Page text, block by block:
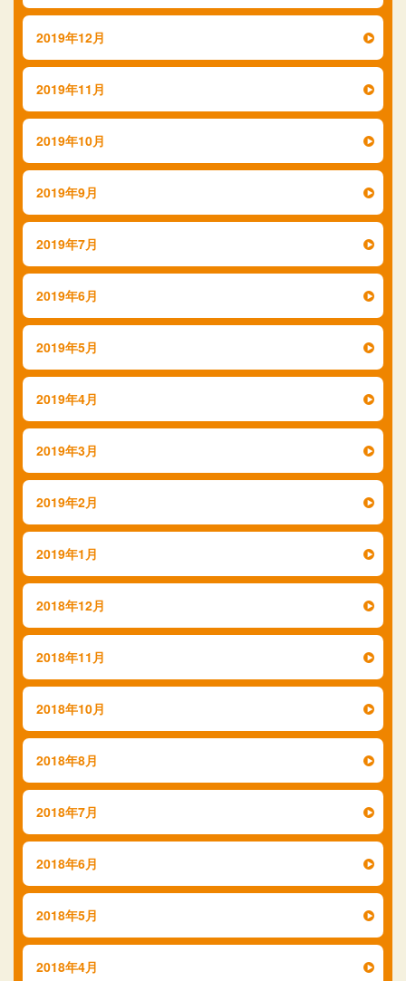
2019年12月
2019年11月
2019年10月
2019年9月
2019年7月
2019年6月
2019年5月
2019年4月
2019年3月
2019年2月
2019年1月
2018年12月
2018年11月
2018年10月
2018年8月
2018年7月
2018年6月
2018年5月
2018年4月